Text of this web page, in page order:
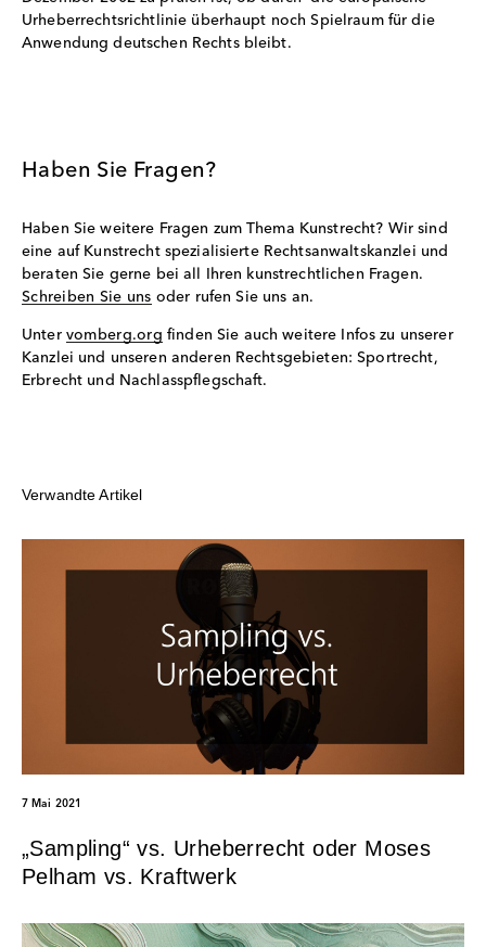
Urheberrechtsrichtlinie überhaupt noch Spielraum für die
Anwendung deutschen Rechts bleibt.
Haben Sie Fragen?
Haben Sie weitere Fragen zum Thema Kunstrecht? Wir sind
eine auf Kunstrecht spezialisierte Rechtsanwaltskanzlei und
beraten Sie gerne bei all Ihren kunstrechtlichen Fragen.
Schreiben Sie uns oder rufen Sie uns an.
Unter vomberg.org finden Sie auch weitere Infos zu unserer
Kanzlei und unseren anderen Rechtsgebieten: Sportrecht,
Erbrecht und Nachlasspflegschaft.
Verwandte Artikel
7 Mai 2021
„Sampling“ vs. Urheberrecht oder Moses
Pelham vs. Kraftwerk